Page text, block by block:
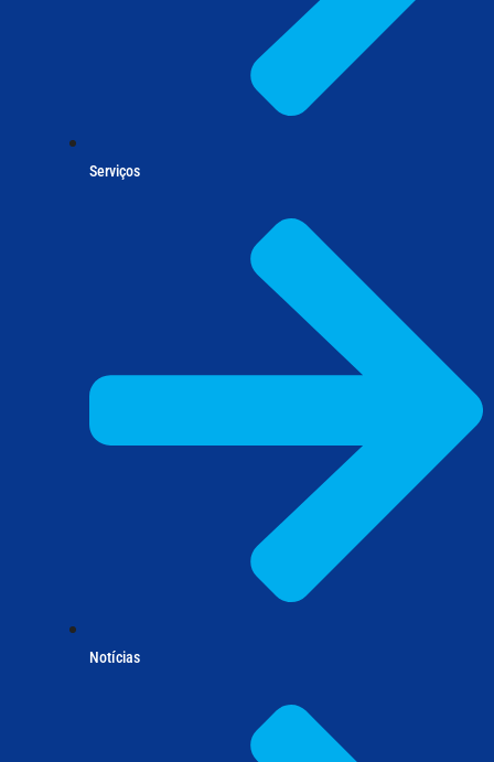
Serviços
Notícias